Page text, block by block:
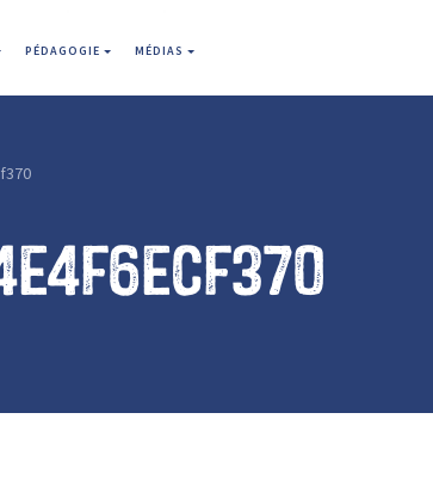
PÉDAGOGIE MÉDIAS